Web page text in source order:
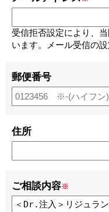
受信拒否設定により、
います。メール受信の
郵便番号
住所
ご相談内容※